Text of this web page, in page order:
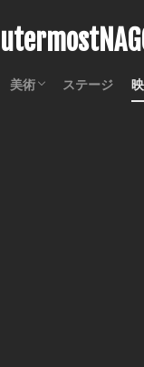
美術 ステージ